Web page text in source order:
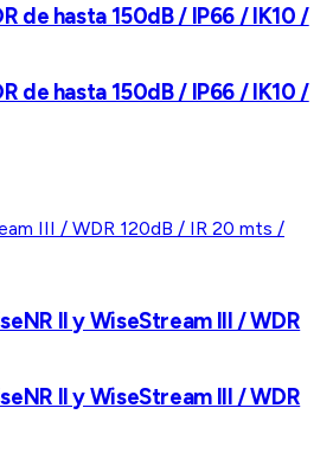
de hasta 150dB / IP66 / IK10 /
de hasta 150dB / IP66 / IK10 /
II y WiseStream III / WDR
II y WiseStream III / WDR